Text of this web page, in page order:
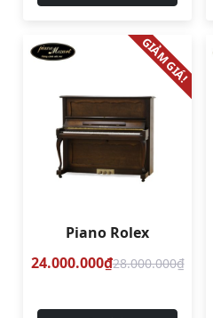
GIẢM GIÁ!
Piano Rolex
24.000.000₫28.000.000₫